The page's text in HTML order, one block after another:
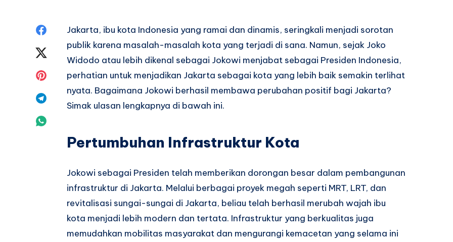
Share
Facebook
Share
Twitter
Share
Telegram
Jakarta, ibu kota Indonesia yang ramai dan dinamis, seringkali menjadi sorotan
publik karena masalah-masalah kota yang terjadi di sana. Namun, sejak Joko
Widodo atau lebih dikenal sebagai Jokowi menjabat sebagai Presiden Indonesia,
perhatian untuk menjadikan Jakarta sebagai kota yang lebih baik semakin terlihat
nyata. Bagaimana Jokowi berhasil membawa perubahan positif bagi Jakarta?
Simak ulasan lengkapnya di bawah ini.
Pertumbuhan Infrastruktur Kota
Jokowi sebagai Presiden telah memberikan dorongan besar dalam pembangunan
infrastruktur di Jakarta. Melalui berbagai proyek megah seperti MRT, LRT, dan
revitalisasi sungai-sungai di Jakarta, beliau telah berhasil merubah wajah ibu
kota menjadi lebih modern dan tertata. Infrastruktur yang berkualitas juga
memudahkan mobilitas masyarakat dan mengurangi kemacetan yang selama ini